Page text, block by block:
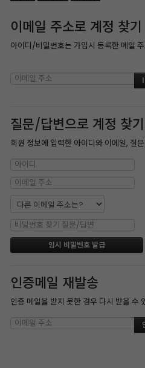
이메일 주소로 계정 찾기
아이디/비밀번호는 가입시 등록한 메일
질문/답변으로 계정 찾기
회원 정보에 입력한 아이디와 이메일, 질
인증메일 재발송
인증 메일을 받지 못한 경우 다시 받을 수